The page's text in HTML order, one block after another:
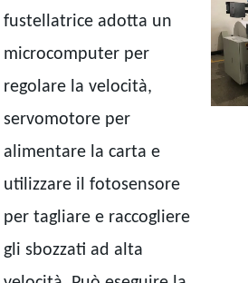
fustellatrice adotta un
microcomputer per
regolare la velocità,
servomotore per
alimentare la carta e
utilizzare il fotosensore
per tagliare e raccogliere
gli sbozzati ad alta